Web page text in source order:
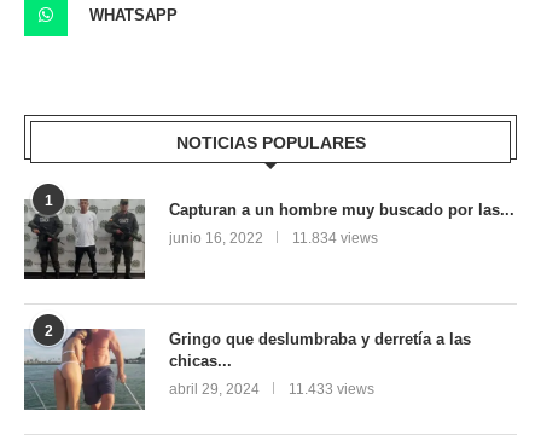
WHATSAPP
NOTICIAS POPULARES
1 Capturan a un hombre muy buscado por las...
junio 16, 2022 11.834 views
2
Gringo que deslumbraba y derretía a las
chicas...
abril 29, 2024 11.433 views